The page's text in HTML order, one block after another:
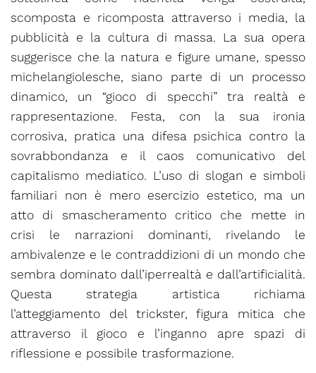
scomposta e ricomposta attraverso i media, la
pubblicità e la cultura di massa. La sua opera
suggerisce che la natura e figure umane, spesso
michelangiolesche, siano parte di un processo
dinamico, un “gioco di specchi” tra realtà e
rappresentazione. Festa, con la sua ironia
corrosiva, pratica una difesa psichica contro la
sovrabbondanza e il caos comunicativo del
capitalismo mediatico. L’uso di slogan e simboli
familiari non è mero esercizio estetico, ma un
atto di smascheramento critico che mette in
crisi le narrazioni dominanti, rivelando le
ambivalenze e le contraddizioni di un mondo che
sembra dominato dall’iperrealtà e dall’artificialità.
Questa strategia artistica richiama
l’atteggiamento del trickster, figura mitica che
attraverso il gioco e l’inganno apre spazi di
riflessione e possibile trasformazione.